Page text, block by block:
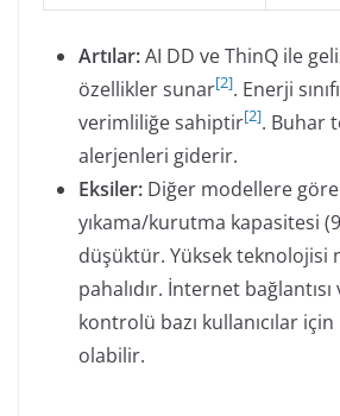
Artılar:AI DD ve ThinQ ile
özellikler sunar[2]. Enerji
verimliliğe sahiptir[2]. Buhar
alerjenleri giderir.
Eksiler: Diğer modellere göre
yıkama/kurutma kapasitesi
düşüktür. Yüksek teknolojisi
pahalıdır. İnternet
kontrolü bazı kullanıcılar için
olabilir.